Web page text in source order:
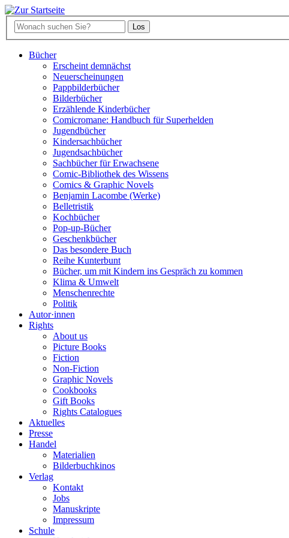
Bücher
Erscheint demnächst
Neuerscheinungen
Pappbilderbücher
Bilderbücher
Erzählende Kinderbücher
Comicromane: Handbuch für Superhelden
Jugendbücher
Kindersachbücher
Jugendsachbücher
Sachbücher für Erwachsene
Comic-Bibliothek des Wissens
Comics & Graphic Novels
Benjamin Lacombe (Werke)
Belletristik
Kochbücher
Pop-up-Bücher
Geschenkbücher
Das besondere Buch
Reihe Kunterbunt
Bücher, um mit Kindern ins Gespräch zu kommen
Klima & Umwelt
Menschenrechte
Politik
Autor·innen
Rights
About us
Picture Books
Fiction
Non-Fiction
Graphic Novels
Cookbooks
Gift Books
Rights Catalogues
Aktuelles
Presse
Handel
Materialien
Bilderbuchkinos
Verlag
Kontakt
Jobs
Manuskripte
Impressum
Schule